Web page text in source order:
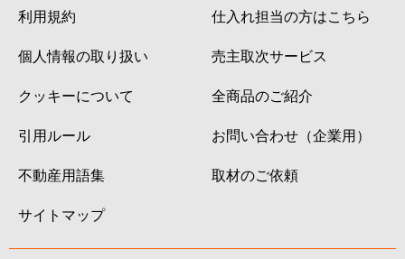
利用規約
個人情報の取り扱い
クッキーについて
引用ルール
不動産用語集
サイトマップ
仕入れ担当の方はこちら
売主取次サービス
全商品のご紹介
お問い合わせ（企業用）
取材のご依頼